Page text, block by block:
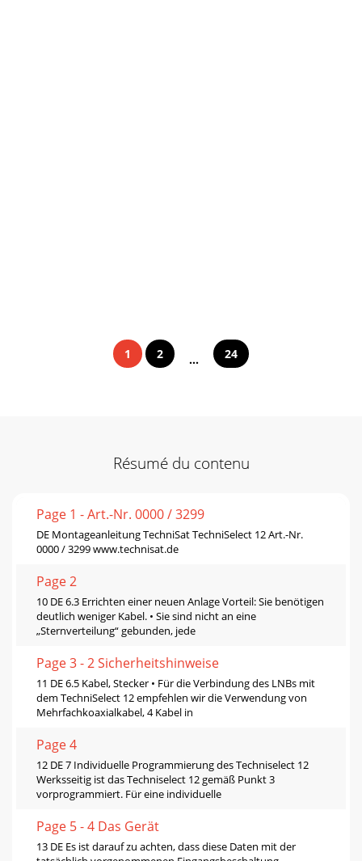
1 2 ... 24
Résumé du contenu
Page 1 - Art.-Nr. 0000 / 3299
DE Montageanleitung TechniSat TechniSelect 12 Art.-Nr.
0000 / 3299 www.technisat.de
Page 2
10 DE 6.3 Errichten einer neuen Anlage Vorteil: Sie benötigen
deutlich weniger Kabel. • Sie sind nicht an eine
„Sternverteilung“ gebunden, jede
Page 3 - 2 Sicherheitshinweise
11 DE 6.5 Kabel, Stecker • Für die Verbindung des LNBs mit
dem TechniSelect 12 empfehlen wir die Verwendung von
Mehrfachkoaxialkabel, 4 Kabel in
Page 4
12 DE 7 Individuelle Programmierung des Techniselect 12
Werksseitig ist das Techniselect 12 gemäß Punkt 3
vorprogrammiert. Für eine individuelle
Page 5 - 4 Das Gerät
13 DE Es ist darauf zu achten, dass diese Daten mit der